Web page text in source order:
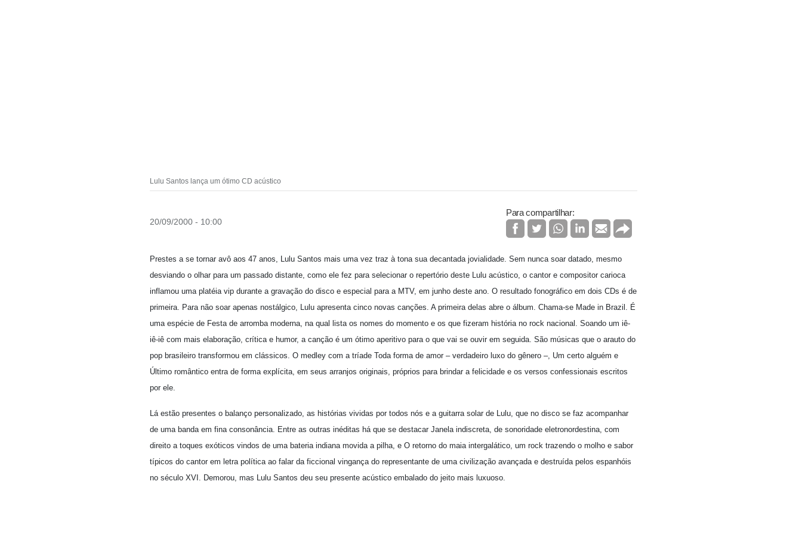
Lulu Santos lança um ótimo CD acústico
20/09/2000 - 10:00
Para compartilhar:
Prestes a se tornar avô aos 47 anos, Lulu Santos mais uma vez traz à tona sua decantada jovialidade. Sem nunca soar datado, mesmo
desviando o olhar para um passado distante, como ele fez para selecionar o repertório deste Lulu acústico, o cantor e compositor carioca
inflamou uma platéia vip durante a gravação do disco e especial para a MTV, em junho deste ano. O resultado fonográfico em dois CDs é de
primeira. Para não soar apenas nostálgico, Lulu apresenta cinco novas canções. A primeira delas abre o álbum. Chama-se Made in Brazil. É
uma espécie de Festa de arromba moderna, na qual lista os nomes do momento e os que fizeram história no rock nacional. Soando um iê-
iê-iê com mais elaboração, crítica e humor, a canção é um ótimo aperitivo para o que vai se ouvir em seguida. São músicas que o arauto do
pop brasileiro transformou em clássicos. O medley com a tríade Toda forma de amor – verdadeiro luxo do gênero –, Um certo alguém e
Último romântico entra de forma explícita, em seus arranjos originais, próprios para brindar a felicidade e os versos confessionais escritos
por ele.
Lá estão presentes o balanço personalizado, as histórias vividas por todos nós e a guitarra solar de Lulu, que no disco se faz acompanhar
de uma banda em fina consonância. Entre as outras inéditas há que se destacar Janela indiscreta, de sonoridade eletronordestina, com
direito a toques exóticos vindos de uma bateria indiana movida a pilha, e O retorno do maia intergalático, um rock trazendo o molho e sabor
típicos do cantor em letra política ao falar da ficcional vingança do representante de uma civilização avançada e destruída pelos espanhóis
no século XVI. Demorou, mas Lulu Santos deu seu presente acústico embalado do jeito mais luxuoso.